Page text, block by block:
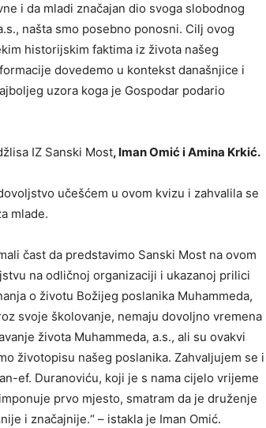
i da mladi značajan dio svoga slobodnog
našta smo posebno ponosni. Cilj ovog
historijskim faktima iz života našeg
dovedemo u kontekst današnjice i
uzora koga je Gospodar podario
IZ Sanski Most, Iman Omić i Amina Krkić.
učešćem u ovom kvizu i zahvalila se
mlade.
čast da predstavimo Sanski Most na ovom
na odličnoj organizaciji i ukazanoj prilici
o životu Božijeg poslanika Muhammeda,
svoje školovanje, nemaju dovoljno vremena
života Muhammeda, a.s., ali su ovakvi
životopisu našeg poslanika. Zahvaljujem se i
ef. Duranoviću, koji je s nama cijelo vrijeme
prvo mjesto, smatram da je druženje
i značajnije.“ – istakla je Iman Omić.